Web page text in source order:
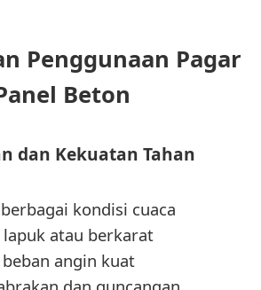
Penggunaan Pagar
Beton
dan Kekuatan Tahan
kondisi cuaca
atau berkarat
angin kuat